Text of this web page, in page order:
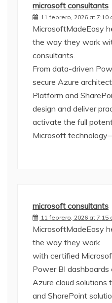
microsoft consultants
11 febrero, 2026 at 7:10
MicrosoftMadeEasy
the way they work
consultants.
From data-driven
secure Azure
Platform and
design and deliver
activate the full
Microsoft
microsoft consultants
11 febrero, 2026 at 7:15
MicrosoftMadeEasy
the way they work
with certified
Power BI dashboards
Azure cloud solutions
and SharePoint